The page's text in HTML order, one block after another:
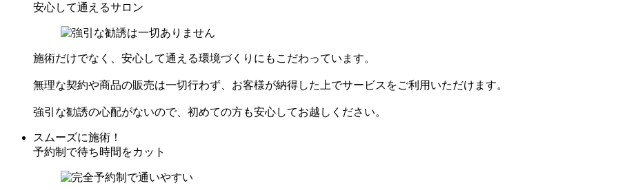
安心して通えるサロン
施術だけでなく、安心して通える環境づくりにもこだわっています。
無理な契約や商品の販売は一切行わず、お客様が納得した上でサービスをご利用いただけます。
強引な勧誘の心配がないので、初めての方も安心してお越しください。
スムーズに施術！
予約制で待ち時間をカット